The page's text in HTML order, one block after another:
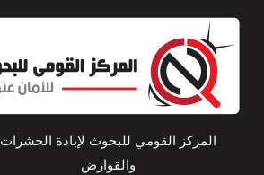
المركز القومي للبحوث لإبادة الحشرات
والقوارض